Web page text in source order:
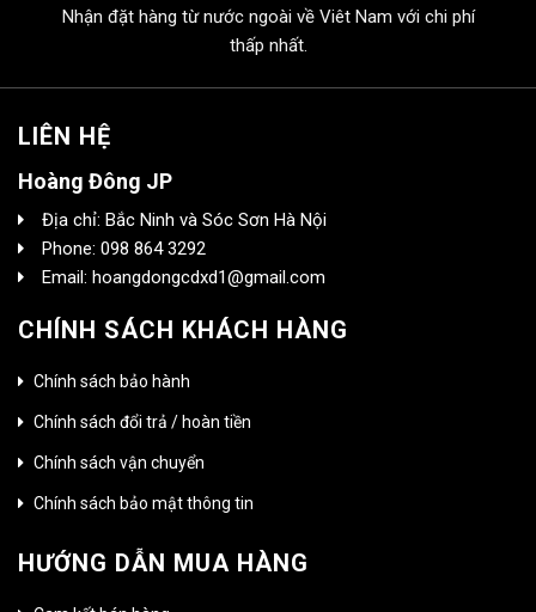
Nhận đặt hàng từ nước ngoài về Viêt Nam với chi phí
thấp nhất.
LIÊN HỆ
Hoàng Đông JP
Địa chỉ: Bắc Ninh và Sóc Sơn Hà Nội
Phone: 098 864 3292
Email: hoangdongcdxd1@gmail.com
CHÍNH SÁCH KHÁCH HÀNG
Chính sách bảo hành
Chính sách đổi trả / hoàn tiền
Chính sách vận chuyển
Chính sách bảo mật thông tin
HƯỚNG DẪN MUA HÀNG